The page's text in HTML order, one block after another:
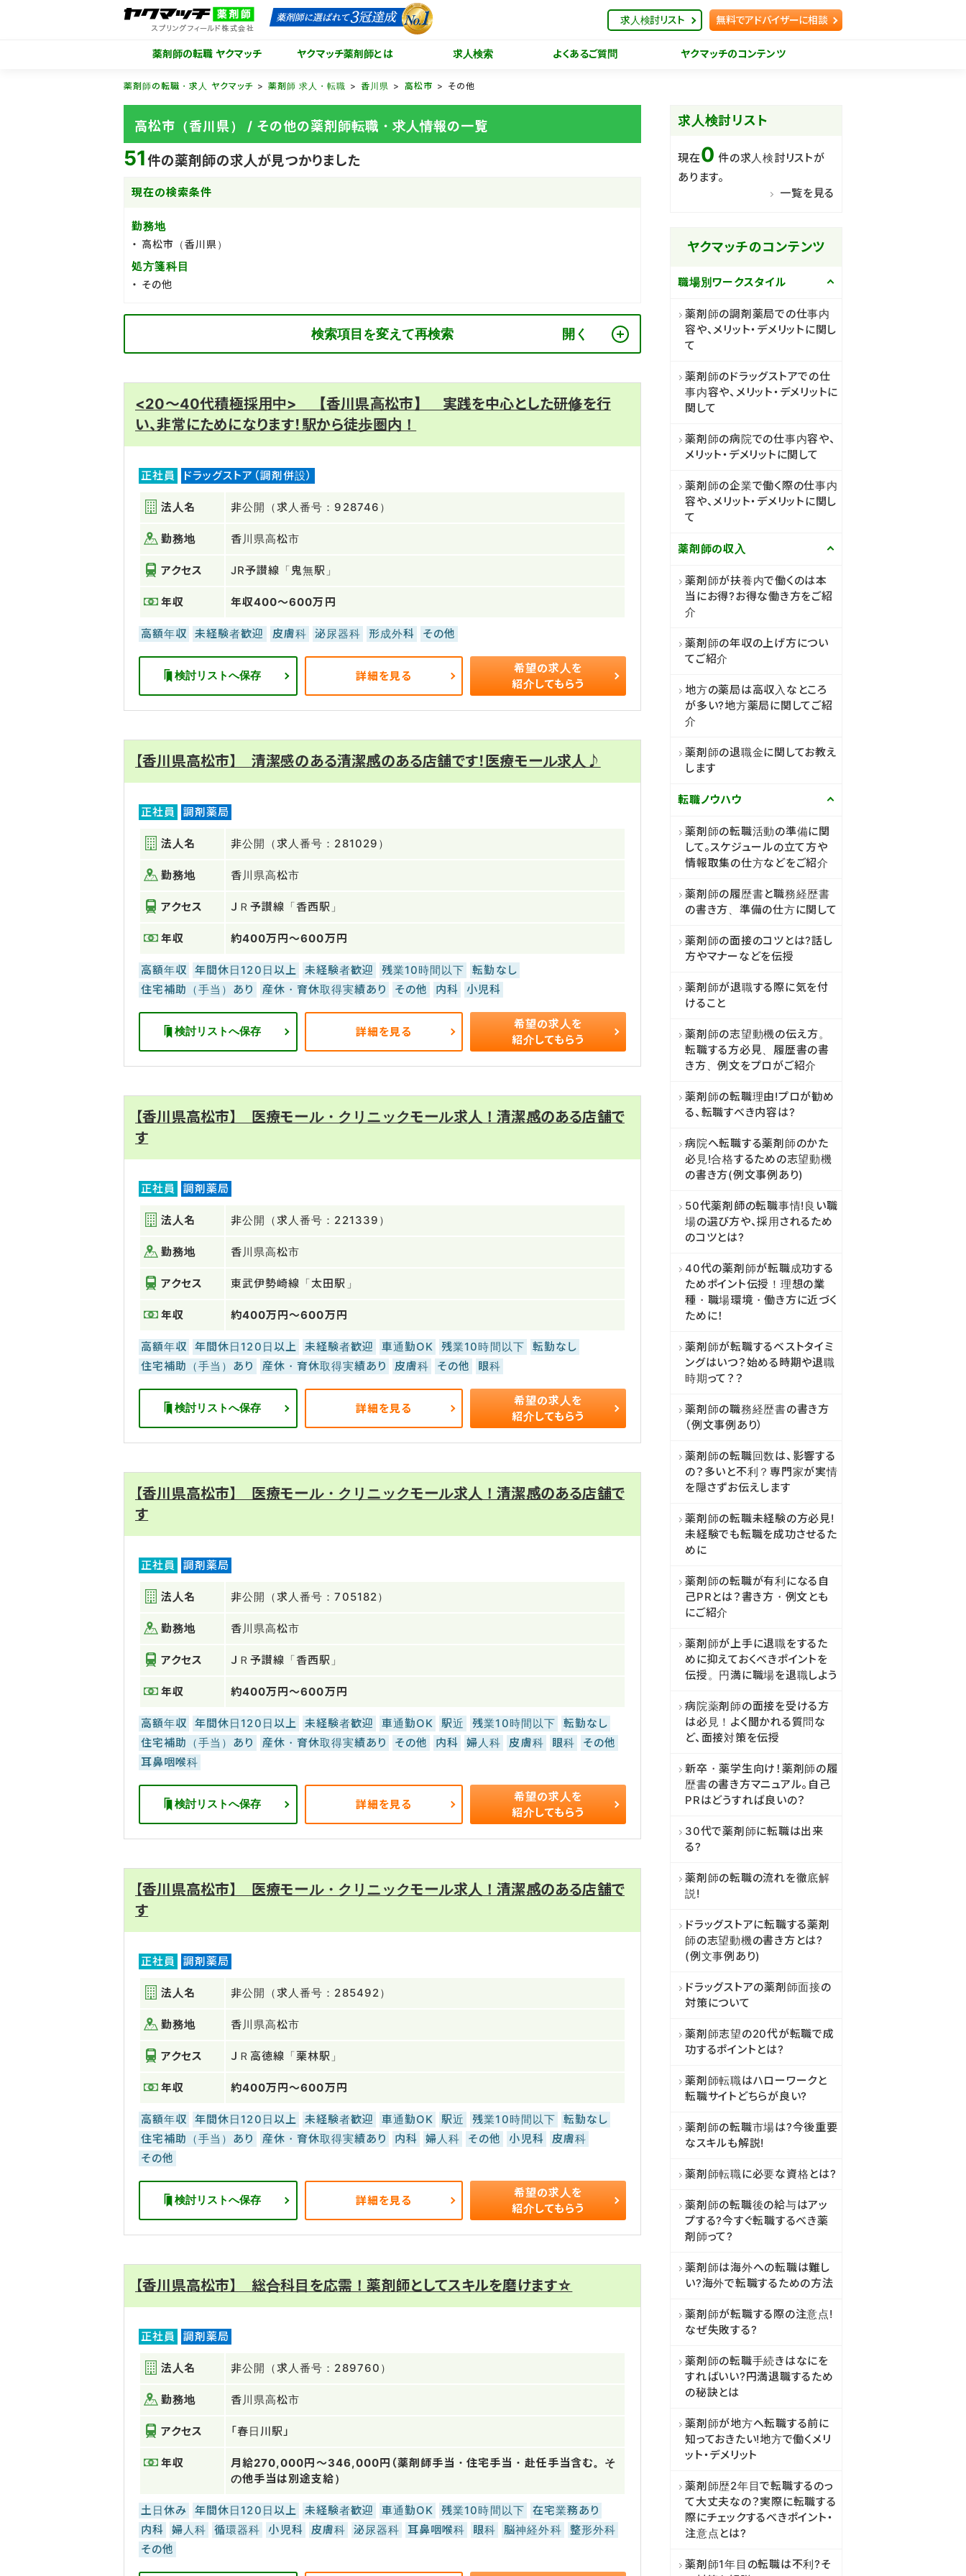
薬剤師の転職 ヤクマッチ ヤクマッチ薬剤師とは 求人検索 よくあるご質問 ヤクマッチのコンテンツ
求人検討リスト 無料でアドバイザーに相談
薬剤師の転職・求人 ヤクマッチ 薬剤師 求人・転職 香川県 高松市 その他
高松市（香川県） / その他の薬剤師転職・求人情報の一覧
51件の薬剤師の求人が見つかりました
現在の検索条件
勤務地
高松市（香川県）
処方箋科目
その他
検索項目を変えて再検索
<20～40代積極採用中> 【香川県高松市】 実践を中心とした研修を行
い、非常にためになります！駅から徒歩圏内！
正社員 ドラッグストア（調剤併設）
法人名 非公開（求人番号：928746）
勤務地 香川県高松市
アクセス JR予讃線「鬼無駅」
年収 年収400～600万円
高額年収 未経験者歓迎 皮膚科 泌尿器科 形成外科 その他
検討リストへ保存 詳細を見る
希望の求人を
紹介してもらう
【香川県高松市】 清潔感のある清潔感のある店舗です！医療モール求人♪
正社員 調剤薬局
法人名 非公開（求人番号：281029）
勤務地 香川県高松市
アクセス ＪＲ予讃線「香西駅」
年収 約400万円～600万円
高額年収 年間休日120日以上 未経験者歓迎 残業10時間以下
転勤なし
住宅補助（手当）あり
産休・育休取得実績あり その他 内科 小児科
検討リストへ保存 詳細を見る
希望の求人を
紹介してもらう
【香川県高松市】 医療モール・クリニックモール求人！清潔感のある店舗で
す
正社員 調剤薬局
法人名 非公開（求人番号：221339）
勤務地 香川県高松市
アクセス 東武伊勢崎線「太田駅」
年収 約400万円～600万円
高額年収 年間休日120日以上 未経験者歓迎 車通勤OK 残業10時間以下
転勤なし
住宅補助（手当）あり
産休・育休取得実績あり 皮膚科 その他 眼科
検討リストへ保存 詳細を見る
希望の求人を
紹介してもらう
【香川県高松市】 医療モール・クリニックモール求人！清潔感のある店舗で
す
正社員 調剤薬局
法人名 非公開（求人番号：705182）
勤務地 香川県高松市
アクセス ＪＲ予讃線「香西駅」
年収 約400万円～600万円
高額年収 年間休日120日以上 未経験者歓迎 車通勤OK 駅近 残業10時間以下
転勤なし
住宅補助（手当）あり
産休・育休取得実績あり その他 内科 婦人科 皮膚科 眼科
その他
耳鼻咽喉科
検討リストへ保存 詳細を見る
希望の求人を
紹介してもらう
【香川県高松市】 医療モール・クリニックモール求人！清潔感のある店舗で
す
正社員 調剤薬局
法人名 非公開（求人番号：285492）
勤務地 香川県高松市
アクセス ＪＲ高徳線「栗林駅」
年収 約400万円～600万円
高額年収 年間休日120日以上 未経験者歓迎 車通勤OK 駅近 残業10時間以下
転勤なし
住宅補助（手当）あり
産休・育休取得実績あり 内科 婦人科 その他 小児科
皮膚科
その他
検討リストへ保存 詳細を見る
希望の求人を
紹介してもらう
【香川県高松市】 総合科目を応需！薬剤師としてスキルを磨けます☆
正社員 調剤薬局
法人名 非公開（求人番号：289760）
勤務地 香川県高松市
アクセス 「春日川駅」
年収
月給270,000円～346,000円（薬剤師手当・住宅手当・赴任手当含む。そ
の他手当は別途支給）
土日休み 年間休日120日以上 未経験者歓迎 車通勤OK 残業10時間以下
在宅業務あり
内科
婦人科 循環器科 小児科 皮膚科 泌尿器科 耳鼻咽喉科 眼科 脳神経外科
整形外科
その他
求人検討リスト
現在0 件の求人検討リストが
あります。
一覧を見る
ヤクマッチのコンテンツ
職場別ワークスタイル
薬剤師の調剤薬局での仕事内
容や、メリット・デメリットに関し
て
薬剤師のドラッグストアでの仕
事内容や、メリット・デメリットに
関して
薬剤師の病院での仕事内容や、
メリット・デメリットに関して
薬剤師の企業で働く際の仕事内
容や、メリット・デメリットに関し
て
薬剤師の収入
薬剤師が扶養内で働くのは本
当にお得?お得な働き方をご紹
介
薬剤師の年収の上げ方につい
てご紹介
地方の薬局は高収入なところ
が多い?地方薬局に関してご紹
介
薬剤師の退職金に関してお教え
します
転職ノウハウ
薬剤師の転職活動の準備に関
して。スケジュールの立て方や
情報取集の仕方などをご紹介
薬剤師の履歴書と職務経歴書
の書き方、準備の仕方に関して
薬剤師の面接のコツとは?話し
方やマナーなどを伝授
薬剤師が退職する際に気を付
けること
薬剤師の志望動機の伝え方。
転職する方必見、履歴書の書
き方、例文をプロがご紹介
薬剤師の転職理由!プロが勧め
る、転職すべき内容は?
病院へ転職する薬剤師のかた
必見!合格するための志望動機
の書き方(例文事例あり)
50代薬剤師の転職事情!良い職
場の選び方や、採用されるため
のコツとは?
40代の薬剤師が転職成功する
ためポイント伝授！理想の業
種・職場環境・働き方に近づく
ために！
薬剤師が転職するベストタイミ
ングはいつ？始める時期や退職
時期って？？
薬剤師の職務経歴書の書き方
（例文事例あり）
薬剤師の転職回数は、影響する
の？多いと不利？専門家が実情
を隠さずお伝えします
薬剤師の転職未経験の方必見!
未経験でも転職を成功させるた
めに
薬剤師の転職が有利になる自
己PRとは？書き方・例文とも
にご紹介
薬剤師が上手に退職をするた
めに抑えておくべきポイントを
伝授。円満に職場を退職しよう
病院薬剤師の面接を受ける方
は必見！よく聞かれる質問な
ど、面接対策を伝授
新卒・薬学生向け！薬剤師の履
歴書の書き方マニュアル。自己
PRはどうすれば良いの？
30代で薬剤師に転職は出来
る?
薬剤師の転職の流れを徹底解
説!
ドラッグストアに転職する薬剤
師の志望動機の書き方とは?
(例文事例あり)
ドラッグストアの薬剤師面接の
対策について
薬剤師志望の20代が転職で成
功するポイントとは?
薬剤師転職はハローワークと
転職サイトどちらが良い?
薬剤師の転職市場は?今後重要
なスキルも解説!
薬剤師転職に必要な資格とは?
薬剤師の転職後の給与はアッ
プする?今すぐ転職するべき薬
剤師って?
薬剤師は海外への転職は難し
い?海外で転職するための方法
薬剤師が転職する際の注意点!
なぜ失敗する?
薬剤師の転職手続きはなにを
すればいい?円満退職するため
の秘訣とは
薬剤師が地方へ転職する前に
知っておきたい!地方で働くメリ
ット・デメリット
薬剤師歴2年目で転職するのっ
て大丈夫なの？実際に転職する
際にチェックするべきポイント・
注意点とは?
薬剤師1年目の転職は不利?そ